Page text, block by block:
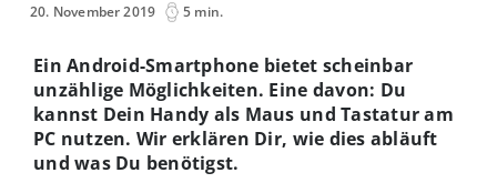
20. November 2019 5 min.
Ein Android-Smartphone bietet scheinbar
unzählige Möglichkeiten. Eine davon: Du
kannst Dein Handy als Maus und Tastatur am
PC nutzen. Wir erklären Dir, wie dies abläuft
und was Du benötigst.